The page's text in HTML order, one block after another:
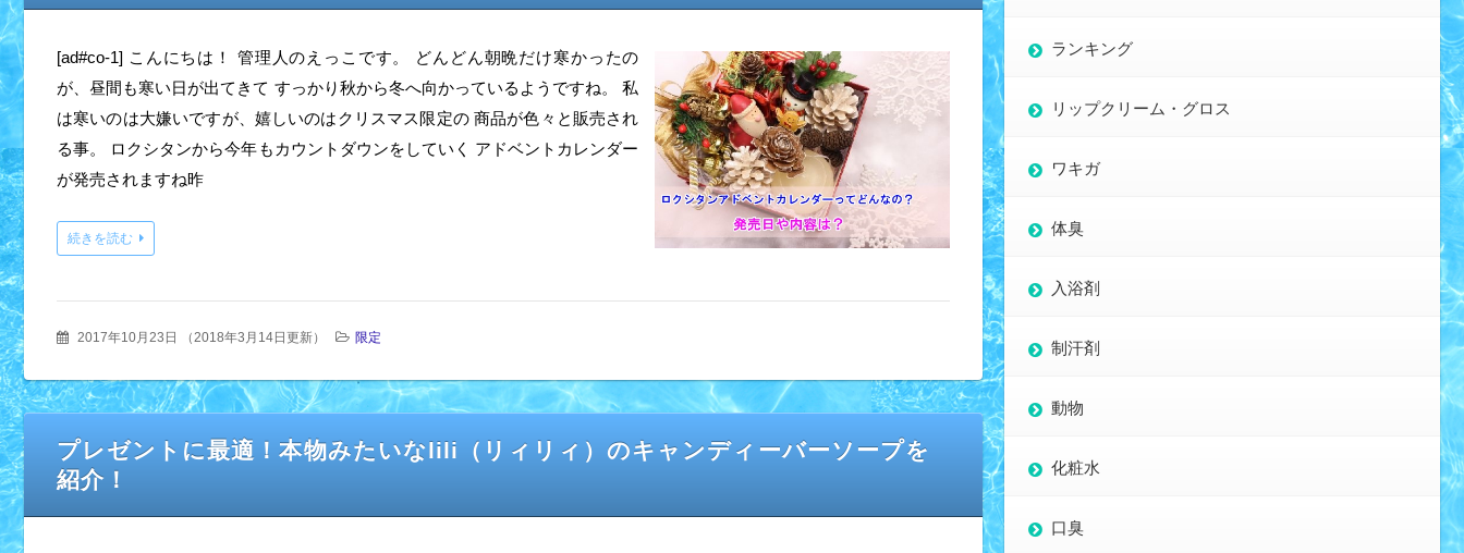
[ad#co-1] こんにちは！ 管理人のえっこです。 どんどん朝晩だけ寒かったの
が、昼間も寒い日が出てきて すっかり秋から冬へ向かっているようですね。 私
は寒いのは大嫌いですが、嬉しいのはクリスマス限定の 商品が色々と販売され
る事。 ロクシタンから今年もカウントダウンをしていく アドベントカレンダー
が発売されますね昨
続きを読む
2017年10月23日 （ 2018年3月14日更新） 限定
プレゼントに最適！本物みたいなlili（リィリィ）のキャンディーバーソープを
紹介！
ランキング
リップクリーム・グロス
ワキガ
体臭
入浴剤
制汗剤
動物
化粧水
口臭